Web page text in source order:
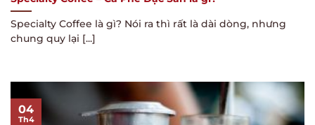
Specialty Coffee là gì? Nói ra thì rất là dài dòng, nhưng
chung quy lại [...]
04
Th4